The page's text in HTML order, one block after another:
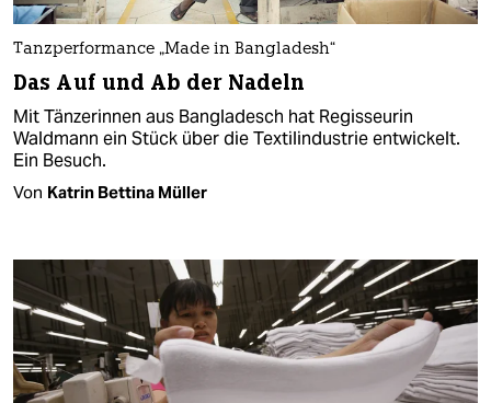
Tanzperformance „Made in Bangladesh“
Das Auf und Ab der Nadeln
Mit Tänzerinnen aus Bangladesch hat Regisseurin
Waldmann ein Stück über die Textilindustrie entwickelt.
Ein Besuch.
Von Katrin Bettina Müller